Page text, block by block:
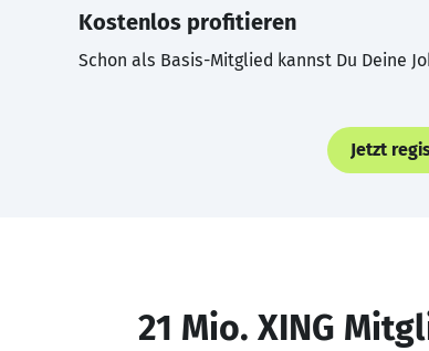
Kostenlos profitieren
Schon als Basis-Mitglied kannst Du Deine
Jetzt
21 Mio. XING